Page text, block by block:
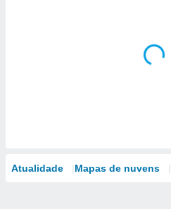
Atualidade Mapas de nuvens